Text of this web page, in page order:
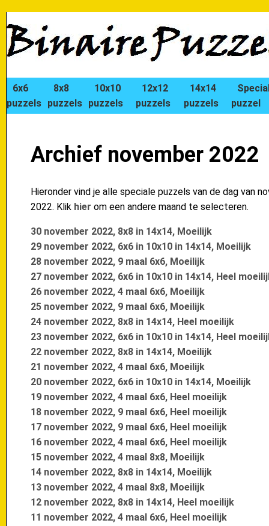
6x6
puzzels
8x8
puzzels
10x10
puzzels
12x12
puzzels
14x14
puzzels
puzzel
Archief november 2022
Hieronder vind je alle speciale puzzels van de dag van
2022. Klik hier om een andere maand te selecteren.
30 november 2022, 8x8 in 14x14, Moeilijk
29 november 2022, 6x6 in 10x10 in 14x14, Moeilijk
28 november 2022, 9 maal 6x6, Moeilijk
27 november 2022, 6x6 in 10x10 in 14x14, Heel
26 november 2022, 4 maal 6x6, Moeilijk
25 november 2022, 9 maal 6x6, Moeilijk
24 november 2022, 8x8 in 14x14, Heel moeilijk
23 november 2022, 6x6 in 10x10 in 14x14, Heel
22 november 2022, 8x8 in 14x14, Moeilijk
21 november 2022, 4 maal 6x6, Moeilijk
20 november 2022, 6x6 in 10x10 in 14x14, Moeilijk
19 november 2022, 4 maal 6x6, Heel moeilijk
18 november 2022, 9 maal 6x6, Heel moeilijk
17 november 2022, 9 maal 6x6, Heel moeilijk
16 november 2022, 4 maal 6x6, Heel moeilijk
15 november 2022, 4 maal 8x8, Moeilijk
14 november 2022, 8x8 in 14x14, Moeilijk
13 november 2022, 4 maal 8x8, Moeilijk
12 november 2022, 8x8 in 14x14, Heel moeilijk
11 november 2022, 4 maal 6x6, Heel moeilijk